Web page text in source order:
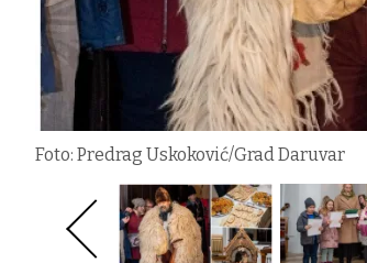
Foto: Predrag Uskoković/Grad Daruvar